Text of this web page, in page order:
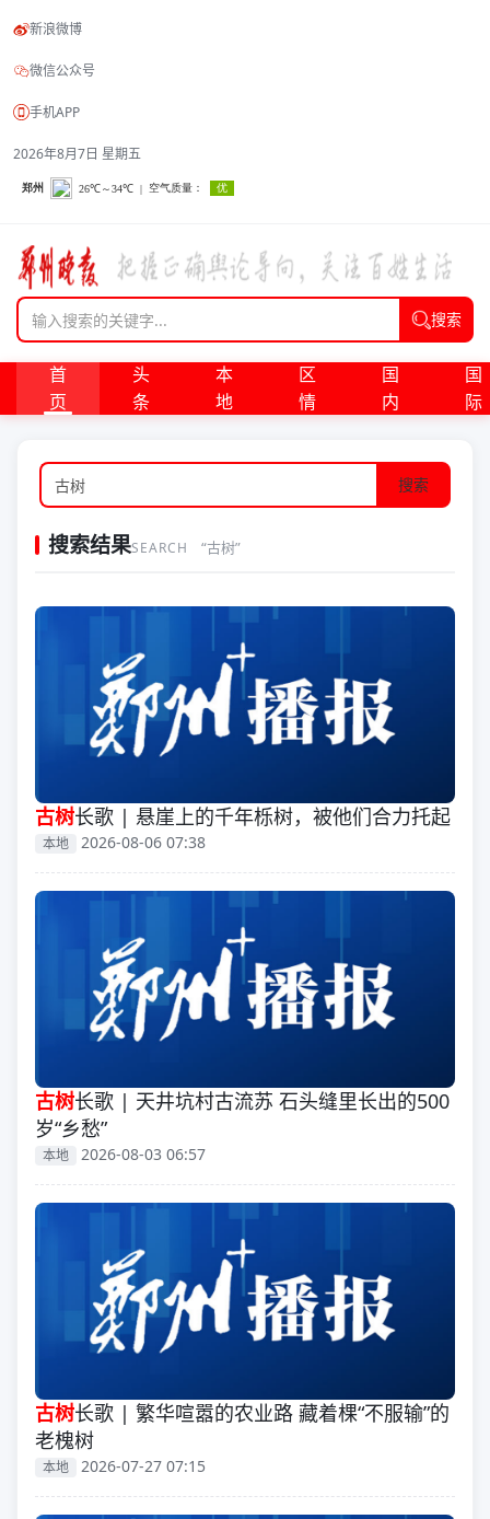
新浪微博
微信公众号
手机APP
2026年8月7日 星期五
搜索
首
页
头
条
本
地
区
情
国
内
国
际
搜索
搜索结果SEARCH “古树”
古树长歌 | 悬崖上的千年栎树，被他们合力托起
本地 2026-08-06 07:38
古树长歌 | 天井坑村古流苏 石头缝里长出的500
岁“乡愁”
本地 2026-08-03 06:57
古树长歌 | 繁华喧嚣的农业路 藏着棵“不服输”的
老槐树
本地 2026-07-27 07:15